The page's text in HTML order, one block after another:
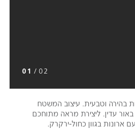
01 / 02
בהירה וטבעית. עיצוב המשטח
עדין. ליצירת מראה מתוחכם
ארונות בגוון כחול-ירקרק.